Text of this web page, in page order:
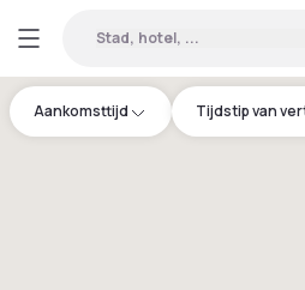
Stad, hotel, ...
Aankomsttijd Tijdstip van